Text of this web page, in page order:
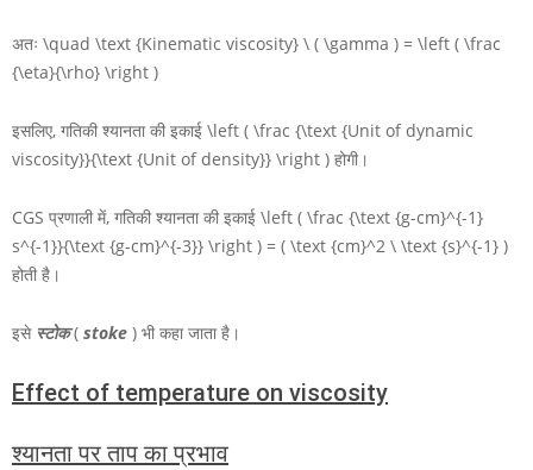
अतः \quad \text {Kinematic viscosity} \ ( \gamma ) = \left ( \frac
{\eta}{\rho} \right )
इसलिए, गतिकी श्यानता की इकाई \left ( \frac {\text {Unit of dynamic
viscosity}}{\text {Unit of density}} \right ) होगी।
CGS प्रणाली में, गतिकी श्यानता की इकाई \left ( \frac {\text {g-cm}^{-1}
s^{-1}}{\text {g-cm}^{-3}} \right ) = ( \text {cm}^2 \ \text {s}^{-1} )
होती है।
इसे स्टोक( stoke ) भी कहा जाता है।
Effect of temperature on viscosity
श्यानता पर ताप का प्रभाव